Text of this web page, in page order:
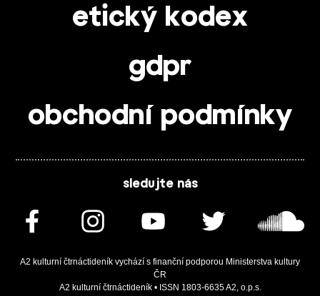
etický kodex
gdpr
obchodní podmínky
sledujte nás
A2 kulturní čtrnáctideník vychází s finanční podporou Ministerstva kultury
ČR
A2 kulturní čtrnáctideník • ISSN 1803-6635 A2, o.p.s.